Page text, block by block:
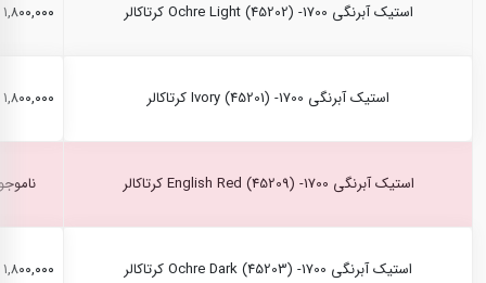
استیک آبرنگی Ochre Light (45202) -1700 کرتاکالر ۱,۸۰۰,۰۰۰ ریال
استیک آبرنگی Ivory (45201) -1700 کرتاکالر ۱,۸۰۰,۰۰۰ ریال
استیک آبرنگی English Red (45209) -1700 کرتاکالر
استیک آبرنگی Ochre Dark (45203) -1700 کرتاکالر ۱,۸۰۰,۰۰۰ ریال